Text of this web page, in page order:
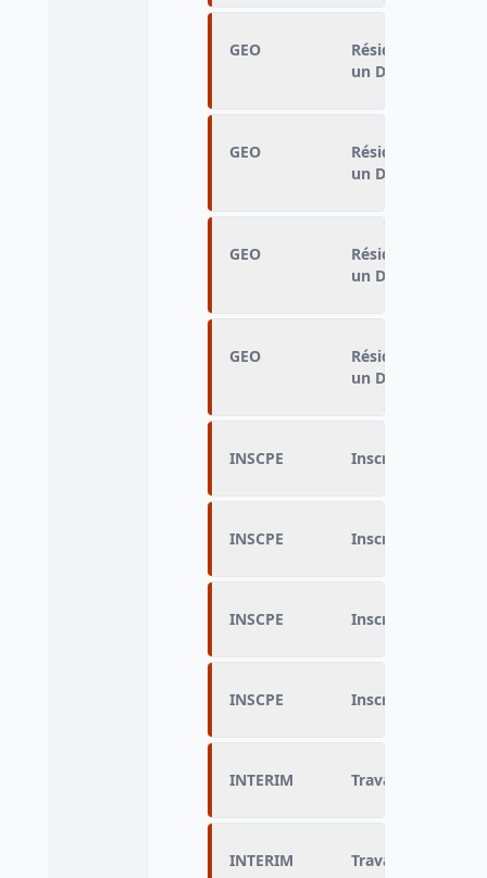
GEO
Résidence en
un Drom
GEO
Résidence en
un Drom
GEO
Résidence en
un Drom
GEO
Résidence en
un Drom
INSCPE Inscription à
INSCPE Inscription à
INSCPE Inscription à
INSCPE Inscription à
INTERIM Travail en intérim
INTERIM Travail en intérim